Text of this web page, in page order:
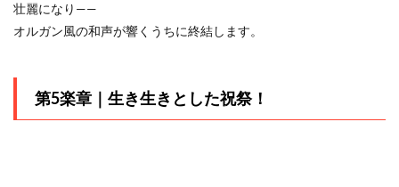
壮麗になり——
オルガン風の和声が響くうちに終結します。
第5楽章｜生き生きとした祝祭！